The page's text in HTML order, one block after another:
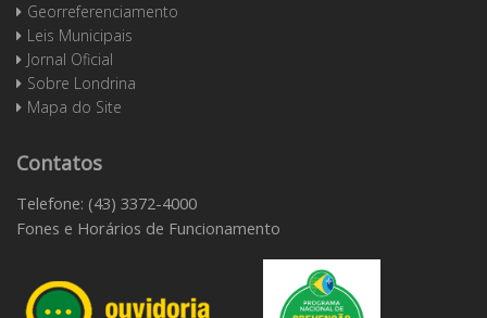
Georreferenciamento
Leis Municipais
Jornal Oficial
Sobre Londrina
Mapa do Site
Contatos
Telefone: (43) 3372-4000
Fones e Horários de Funcionamento